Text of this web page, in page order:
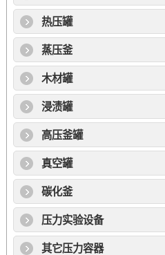
热压罐
蒸压釜
木材罐
浸渍罐
高压釜罐
真空罐
碳化釜
压力实验设备
其它压力容器